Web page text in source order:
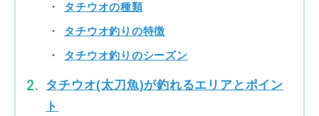
タチウオの種類
タチウオ釣りの特徴
タチウオ釣りのシーズン
タチウオ(太刀魚)が釣れるエリアとポイン
ト